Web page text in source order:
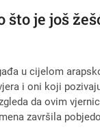
što je još
u cijelom
i oni koji
da ovim
završila